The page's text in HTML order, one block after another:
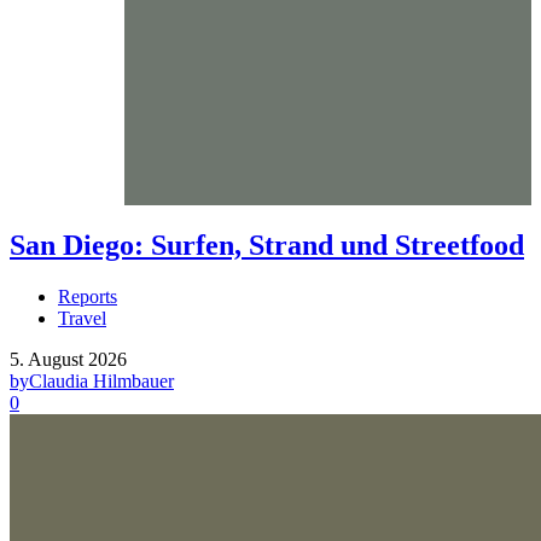
San Diego: Surfen, Strand und Streetfood
Reports
Travel
5. August 2026
byClaudia Hilmbauer
0